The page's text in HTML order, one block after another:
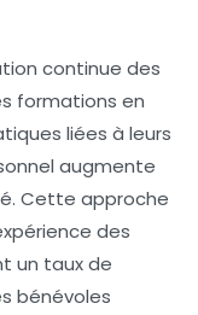
continue des
formations en
liées à leurs
augmente
Cette approche
des
un taux de
bénévoles